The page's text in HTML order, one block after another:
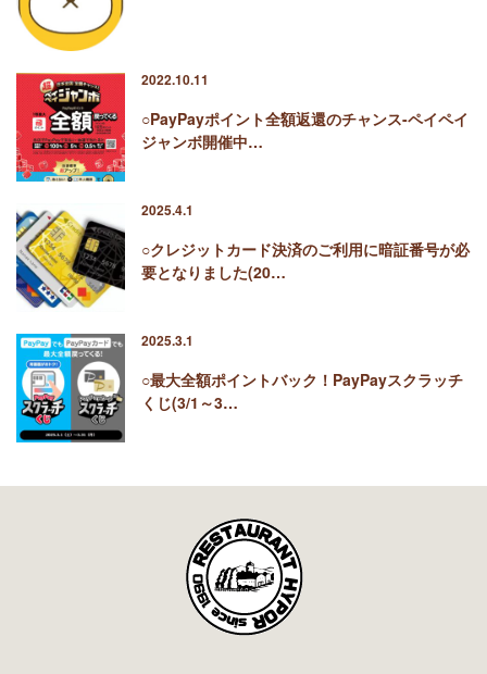
2022.10.11
○PayPayポイント全額返還のチャンス-ペイペイ
ジャンボ開催中…
2025.4.1
○クレジットカード決済のご利用に暗証番号が必
要となりました(20…
2025.3.1
○最大全額ポイントバック！PayPayスクラッチ
くじ(3/1～3…